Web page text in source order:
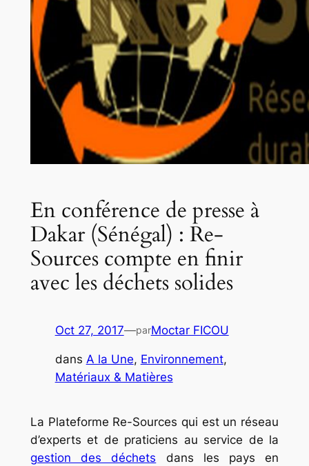
En conférence de presse à
Dakar (Sénégal) : Re-
Sources compte en finir
avec les déchets solides
Oct 27, 2017—parMoctar FICOU
dans A la Une, Environnement
Matériaux & Matières
La Plateforme Re-Sources qui est un réseau
d’experts et de praticiens au service de la
gestion des déchets dans les pays en